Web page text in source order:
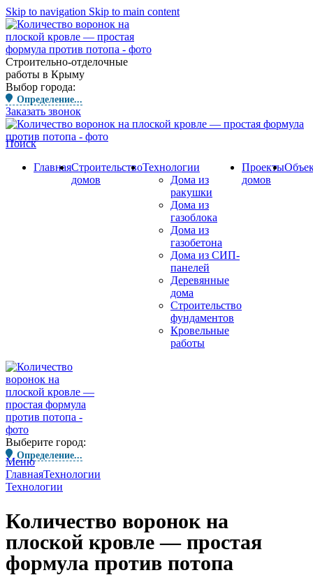
Skip to navigation Skip to main content
Строительно-отделочные
работы в Крыму
Выбор города:
Определение...
Заказать звонок
Поиск
ГлавнаяСтроительство
домов
Технологии
Дома из
ракушки
Дома из
газоблока
Дома из
газобетона
Дома из СИП-
панелей
Деревянные
дома
Строительство
фундаментов
Кровельные
работы
Проекты
домов
Выберите город:
Определение...
Меню
ГлавнаяТехнологии
Технологии
Количество воронок на
плоской кровле — простая
формула против потопа